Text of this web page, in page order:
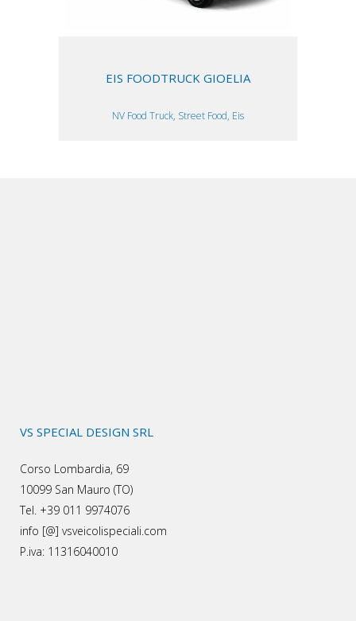
EIS FOODTRUCK GIOELIA
NV Food Truck, Street Food, Eis
VS SPECIAL DESIGN SRL
Corso Lombardia, 69
10099 San Mauro (TO)
Tel. +39 011 9974076
info [@] vsveicolispeciali.com
P.iva: 11316040010